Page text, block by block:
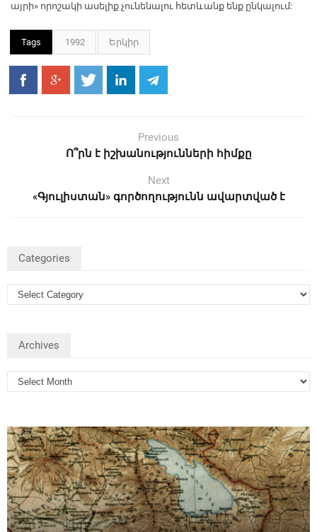
այրի» որոշակի ասելիք չունենալու հետևանք ենք ընկալում:
Tags 1992 Երկիր
Previous
Ո՞րն է իշխանությունների հիմքը
Next
«Գյուլիստան» գործողությունն ավարտված է
Categories
Archives